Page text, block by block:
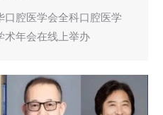
口腔医学会全科口腔医学
术年会在线上举办